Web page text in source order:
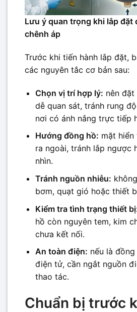
Lưu ý quan trọng khi lắp đặt
chênh áp
Trước khi tiến hành lắp đặt,
các nguyên tắc cơ bản sau:
Chọn vị trí hợp lý: nên
dễ quan sát, tránh rung
nơi có ánh nắng trực tiếp
Hướng đồng hồ: mặt hiển
ra ngoài, tránh lắp ngược
nhìn.
Tránh nguồn nhiễu:
bơm, quạt gió hoặc thiết
Kiểm tra tình trạng thiết
hồ còn nguyên tem, kim
chưa kết nối.
An toàn điện: nếu là
điện tử, cần ngắt nguồn
thao tác.
Chuẩn bị trước